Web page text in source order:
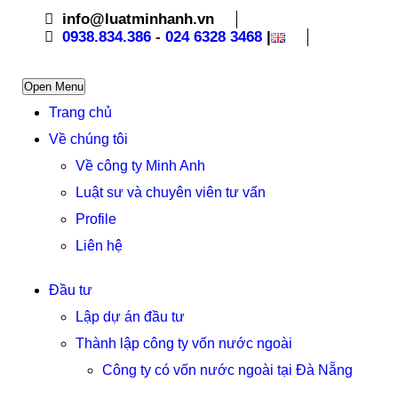
info@luatminhanh.vn
0938.834.386 - 024 6328 3468 |
Open Menu
Trang chủ
Về chúng tôi
Về công ty Minh Anh
Luật sư và chuyên viên tư vấn
Profile
Liên hệ
Đầu tư
Lập dự án đầu tư
Thành lập công ty vốn nước ngoài
Công ty có vốn nước ngoài tại Đà Nẵng